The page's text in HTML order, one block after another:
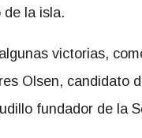
la isla.
victorias,
Olsen, candidato
fundador de la